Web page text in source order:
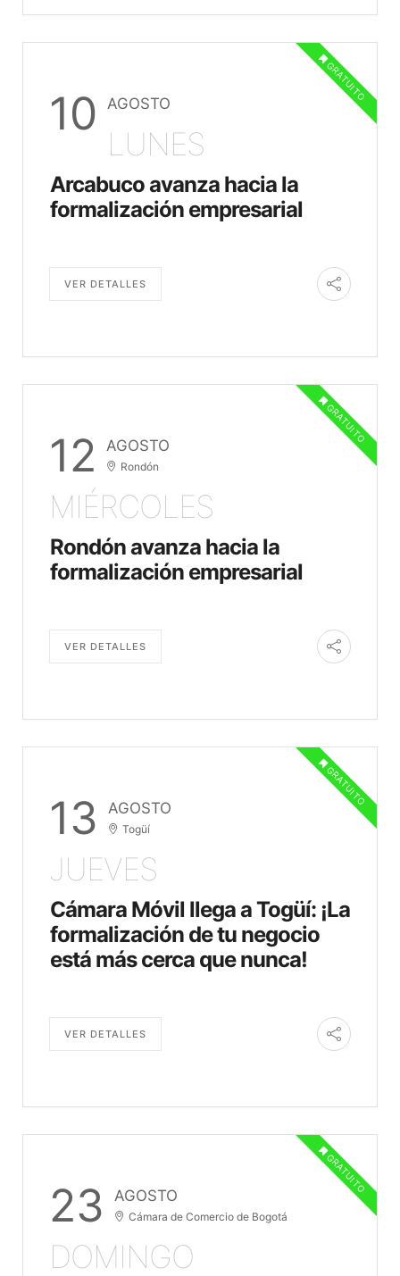
10 AGOSTO
GRATUITO
LUNES
Arcabuco avanza hacia la
formalización empresarial
VER DETALLES
12 AGOSTO
Rondón
GRATUITO
MIÉRCOLES
Rondón avanza hacia la
formalización empresarial
VER DETALLES
13 AGOSTO
Togüí
GRATUITO
JUEVES
Cámara Móvil llega a Togüí: ¡La
formalización de tu negocio
está más cerca que nunca!
VER DETALLES
23 AGOSTO
Cámara de Comercio de Bogotá
GRATUITO
DOMINGO